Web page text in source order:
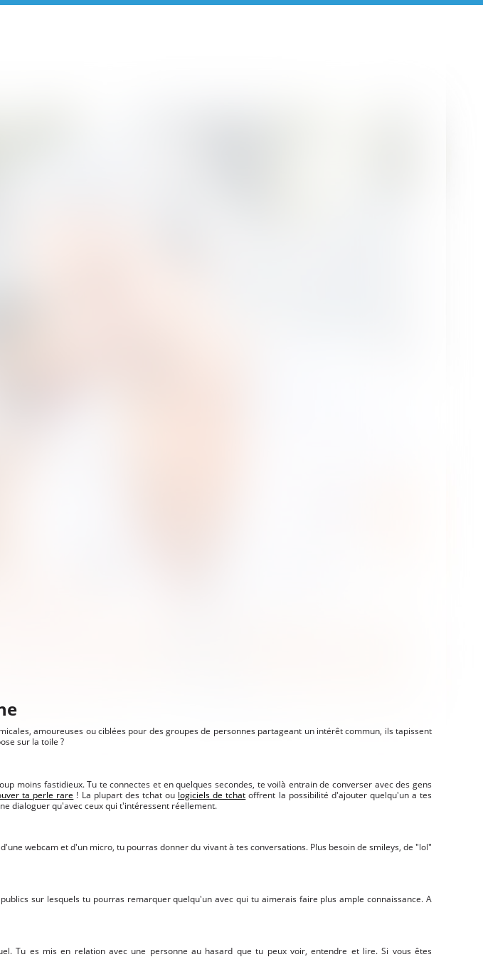
amoureuses ou ciblées pour des groupes de personnes partageant un intérêt commun, ils tapissent
sur la toile ?
moins fastidieux. Tu te connectes et en quelques secondes, te voilà entrain de converser avec des gens
ta perle rare ! La plupart des tchat ou logiciels de tchat offrent la possibilité d'ajouter quelqu'un a tes
dialoguer qu'avec ceux qui t'intéressent réellement.
webcam et d'un micro, tu pourras donner du vivant à tes conversations. Plus besoin de smileys, de "lol"
sur lesquels tu pourras remarquer quelqu'un avec qui tu aimerais faire plus ample connaissance. A
Tu es mis en relation avec une personne au hasard que tu peux voir, entendre et lire. Si vous êtes